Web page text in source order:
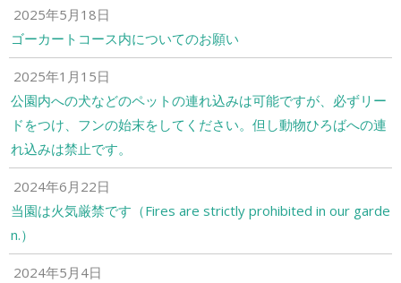
2025年5月18日
ゴーカートコース内についてのお願い
2025年1月15日
公園内への犬などのペットの連れ込みは可能ですが、必ずリー
ドをつけ、フンの始末をしてください。但し動物ひろばへの連
れ込みは禁止です。
2024年6月22日
当園は火気厳禁です（Fires are strictly prohibited in our garde
n.）
2024年5月4日